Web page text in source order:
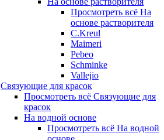
Просмотреть всё На
основе растворителя
C.Kreul
Maimeri
Pebeo
Schminke
Vallejio
Связующие для красок
Просмотреть всё Связующие для
красок
На водной основе
Просмотреть всё На водной